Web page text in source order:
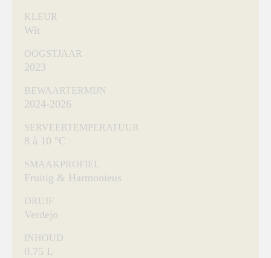
KLEUR
Wit
OOGSTJAAR
2023
BEWAARTERMIJN
2024-2026
SERVEERTEMPERATUUR
8 à 10 °C
SMAAKPROFIEL
Fruitig & Harmonieus
DRUIF
Verdejo
INHOUD
0.75 L